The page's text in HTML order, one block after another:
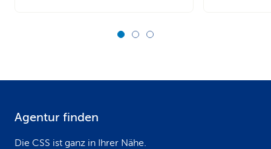
Agentur finden
Die CSS ist ganz in Ihrer Nähe.